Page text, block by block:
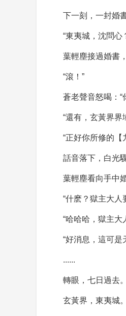
下一刻，一封婚
“東夷城，沈問心
葉輕塵接過婚書
“滾！”
蒼老聲音怒喝：
“還有，玄黃界
“正好你所修的
話音落下，白光
葉輕塵看向手中
“什麽？獄主大人
“哈哈哈，獄主大
“好消息，這可是
......
轉眼，七日過去。
玄黃界，東夷城。